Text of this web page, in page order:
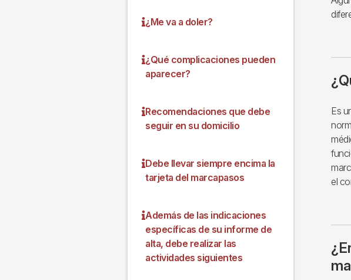
¿Me va a doler?
¿Qué complicaciones pueden
aparecer?
Recomendaciones que debe
seguir en su domicilio
Debe llevar siempre encima la
tarjeta del marcapasos
Además de las indicaciones
específicas de su informe de
alta, debe realizar las
actividades siguientes
Es
el